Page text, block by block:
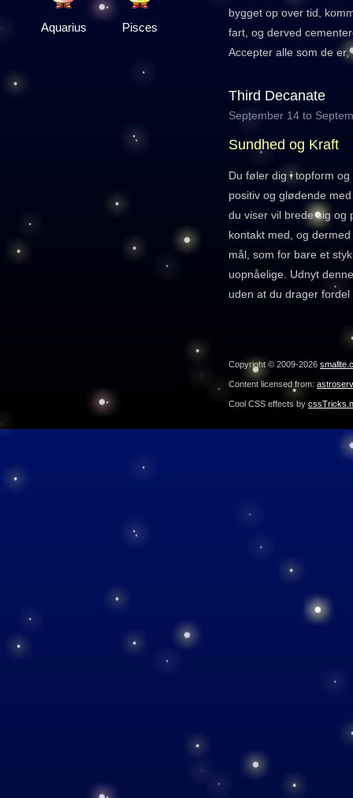
Aquarius Pisces
bygget op over tid,
fart, og derved
Accepter alle som de
Third Decanate
September 14 to
Sundhed og Kraft
Du føler dig i topform
positiv og glødende
du viser vil brede sig og
kontakt med, og
mål, som for bare et
uopnåelige. Udnyt
uden at du drager fordel
Copyright © 2009-2026
Content licensed from:
Cool CSS effects by